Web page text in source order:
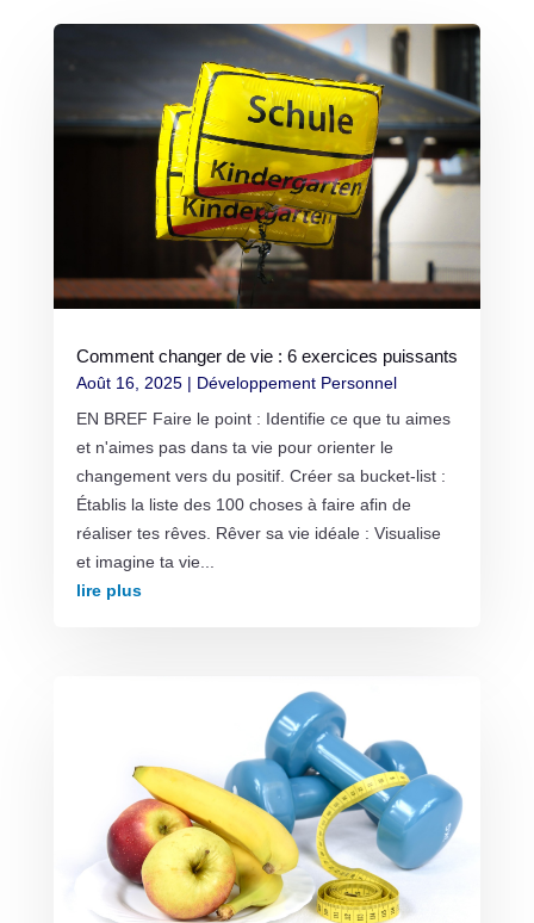
Comment changer de vie : 6 exercices puissants
Août 16, 2025| Développement Personnel
EN BREF Faire le point : Identifie ce que tu aimes
et n'aimes pas dans ta vie pour orienter le
changement vers du positif. Créer sa bucket-list :
Établis la liste des 100 choses à faire afin de
réaliser tes rêves. Rêver sa vie idéale : Visualise
et imagine ta vie...
lire plus